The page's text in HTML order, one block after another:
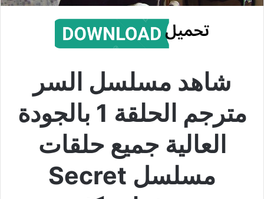
شاهد مسلسل السر
مترجم الحلقة 1 بالجودة
العالية جميع حلقات
مسلسل Secret